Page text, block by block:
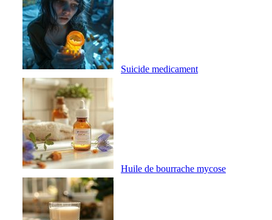
Suicide medicament
Huile de bourrache mycose